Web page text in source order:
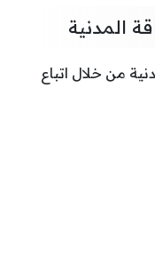
المدنية
من خلال اتباع